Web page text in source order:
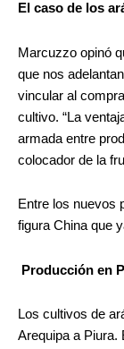
El caso de los
Marcuzzo opinó
que nos
vincular al
cultivo. “La
armada entre
colocador de la
Entre los nuevos
figura China que
Producción en
Los cultivos de
Arequipa a